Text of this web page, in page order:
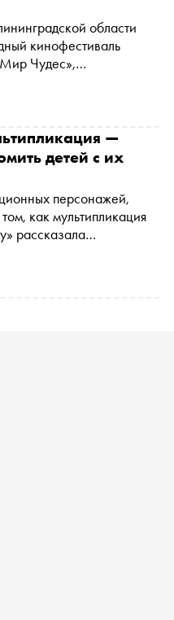
области
кинофестиваль
Чудес»,
РФ, при участии
дирекция»
—
детей с их
персонажей,
как мультипликация
рассказала
креативного